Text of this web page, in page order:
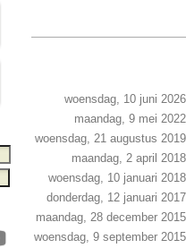
woensdag, 10 juni 2026
maandag, 9 mei 2022
woensdag, 21 augustus 2019
maandag, 2 april 2018
woensdag, 10 januari 2018
donderdag, 12 januari 2017
maandag, 28 december 2015
woensdag, 9 september 2015